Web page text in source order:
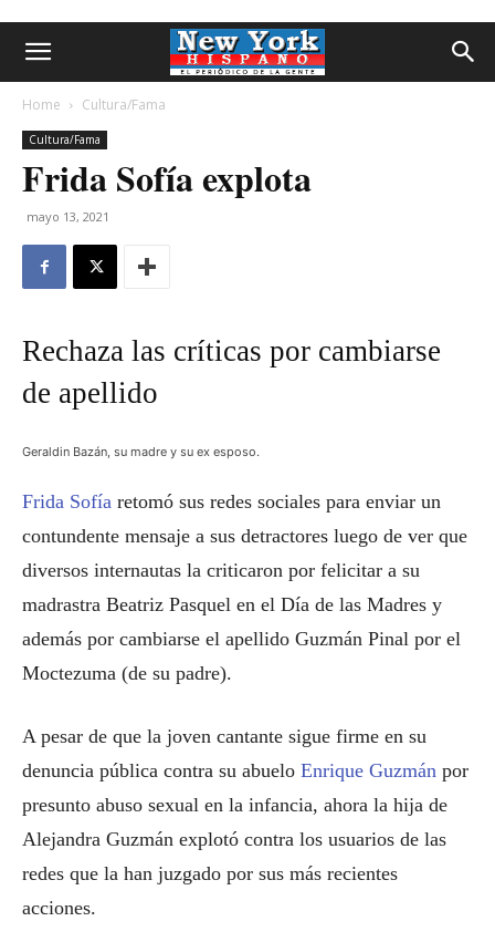
Home Cultura/Fama
Cultura/Fama
Frida Sofía explota
mayo 13, 2021
Rechaza las críticas por cambiarse
de apellido
Geraldin Bazán, su madre y su ex esposo.
Frida Sofía retomó sus redes sociales para enviar un
contundente mensaje a sus detractores luego de ver que
diversos internautas la criticaron por felicitar a su
madrastra Beatriz Pasquel en el Día de las Madres y
además por cambiarse el apellido Guzmán Pinal por el
Moctezuma (de su padre).
A pesar de que la joven cantante sigue firme en su
denuncia pública contra su abuelo Enrique Guzmán por
presunto abuso sexual en la infancia, ahora la hija de
Alejandra Guzmán explotó contra los usuarios de las
redes que la han juzgado por sus más recientes
acciones.